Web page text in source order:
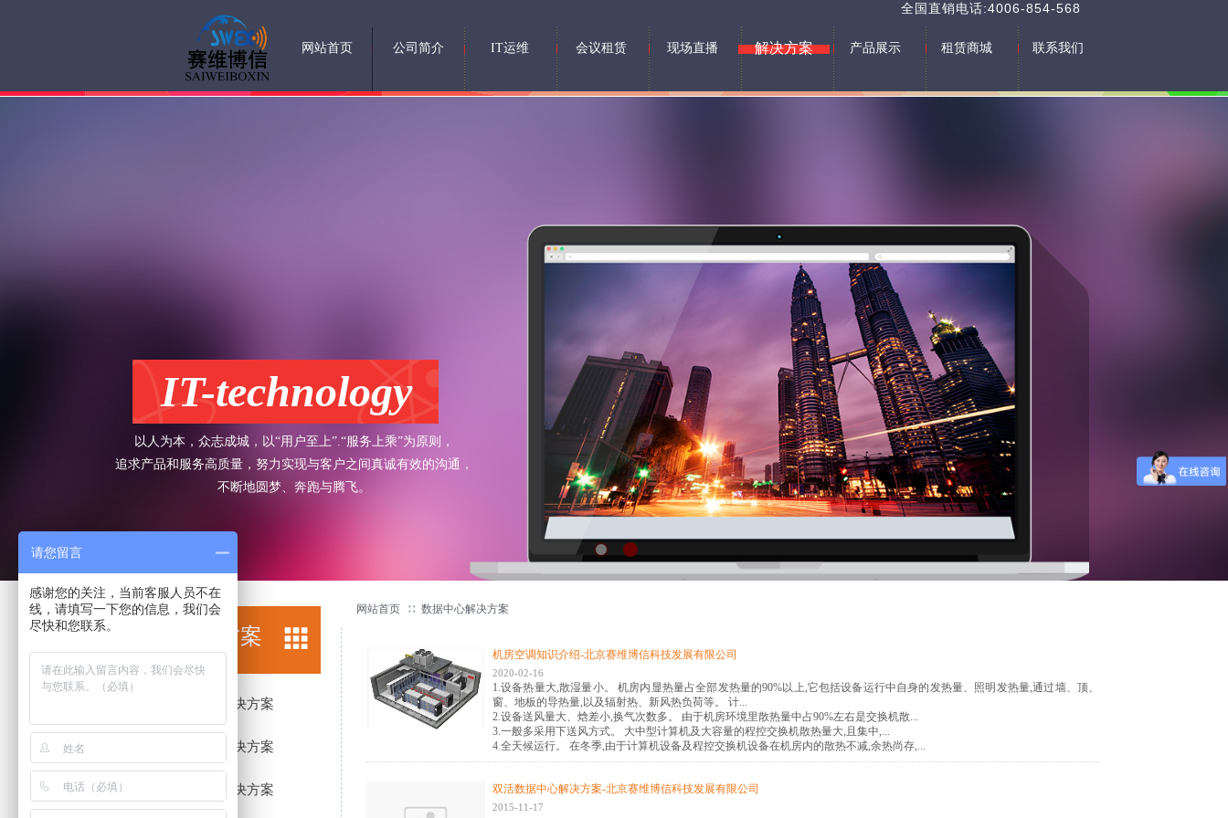
IT-technology
以人为本，众志成城，以“用户至上”.“服务上乘”为原则，
追求产品和服务高质量，努力实现与客户之间真诚有效的沟通，
不断地圆梦、奔跑与腾飞。
网站首页 ∷ 数据中心解决方案
综合解决方案
机房空调知识介绍-北京赛维博信科技发展有限公司
2020-02-16
1.设备热量大,散湿量小。 机房内显热量占全部发热量的90%以上,它包括设备运行中自身的发热量、照明发热量,通过墙、顶、
窗、地板的导热量,以及辐射热、新风热负荷等。 计...
2.设备送风量大、焓差小,换气次数多。 由于机房环境里散热量中占90%左右是交换机散...
3.一般多采用下送风方式。 大中型计算机及大容量的程控交换机散热量大,且集中,...
4.全天候运行。 在冬季,由于计算机设备及程控交换机设备在机房内的散热不减,余热尚存,...
双活数据中心解决方案-北京赛维博信科技发展有限公司
2015-11-17
网络外包解决方案
酒店网络解决方案
O2O网络解决方案
全国直销电话:4006-854-568
网站首页 公司简介 IT运维 会议租赁 现场直播 解决方案 产品展示 租赁商城 联系我们
请您留言
感谢您的关注，当前客服人员不在
线，请填写一下您的信息，我们会
尽快和您联系。